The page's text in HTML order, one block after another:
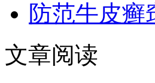
防范牛皮癣
文章阅读